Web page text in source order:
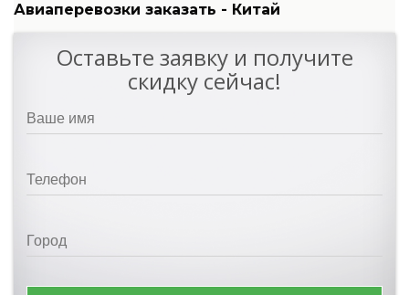
Авиаперевозки заказать - Китай
Оставьте заявку и получите
скидку сейчас!